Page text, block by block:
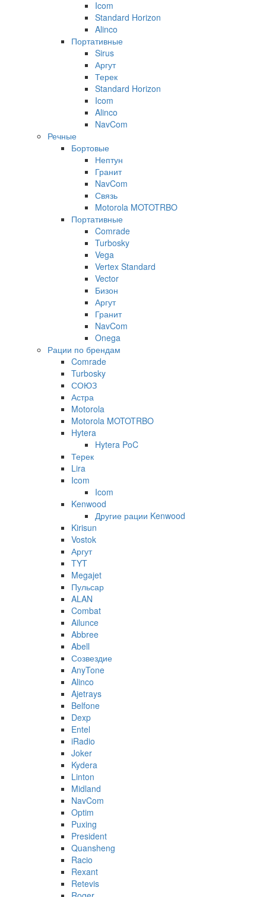
Icom
Standard Horizon
Alinco
Портативные
Sirus
Аргут
Терек
Standard Horizon
Icom
Alinco
NavCom
Речные
Бортовые
Нептун
Гранит
NavCom
Связь
Motorola MOTOTRBO
Портативные
Comrade
Turbosky
Vega
Vertex Standard
Vector
Бизон
Аргут
Гранит
NavCom
Onega
Рации по брендам
Comrade
Turbosky
СОЮЗ
Астра
Motorola
Motorola MOTOTRBO
Hytera
Hytera PoC
Терек
Lira
Icom
Icom
Kenwood
Другие рации Kenwood
Kirisun
Vostok
Аргут
TYT
Megajet
Пульсар
ALAN
Combat
Ailunce
Abbree
Abell
Созвездие
AnyTone
Alinco
Ajetrays
Belfone
Dexp
Entel
iRadio
Joker
Kydera
Linton
Midland
NavCom
Optim
Puxing
President
Quansheng
Racio
Rexant
Retevis